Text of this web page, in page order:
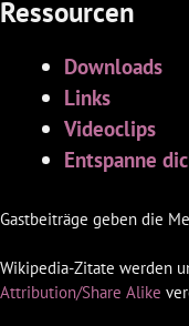
Ressourcen
Downloads
Links
Videoclips
Entspanne
Gastbeiträge geben die
Wikipedia-Zitate werden
Attribution/Share Alike